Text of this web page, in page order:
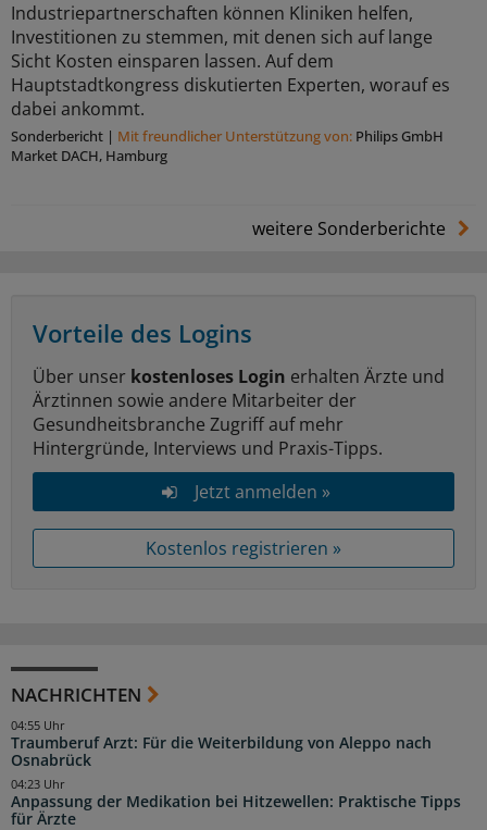
Industriepartnerschaften können Kliniken helfen,
Investitionen zu stemmen, mit denen sich auf lange
Sicht Kosten einsparen lassen. Auf dem
Hauptstadtkongress diskutierten Experten, worauf es
dabei ankommt.
Sonderbericht | Mit freundlicher Unterstützung von: Philips GmbH
Market DACH, Hamburg
weitere Sonderberichte
Vorteile des Logins
Über unser kostenloses Login erhalten Ärzte und
Ärztinnen sowie andere Mitarbeiter der
Gesundheitsbranche Zugriff auf mehr
Hintergründe, Interviews und Praxis-Tipps.
Jetzt anmelden »
Kostenlos registrieren »
NACHRICHTEN
Traumberuf Arzt: Für die Weiterbildung von Aleppo nach
Osnabrück
04:55 Uhr
Anpassung der Medikation bei Hitzewellen: Praktische Tipps
für Ärzte
04:23 Uhr